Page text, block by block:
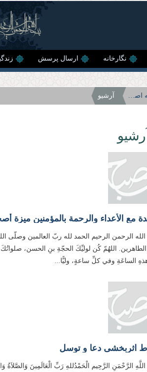
نگارخانه ارسال پرسش
صفحه اصلی آرشیو
الرحمن الرحيم الحمد لله ربّ العالمين وصلّى
الطاهرين. اللهُمّ كُن لوليِّكَ الحجّةِ بنِ الحسن، صلواتُكَ
الساعَةِ وفي كلِّ ساعةٍ، وليًّا...
اثربخشی دعا و توسل
الرَّحْمَنِ الرَّحِیم الْحَمْدُللهِ رَبِّ الْعَالَمِینَ وَالصَّلاَةُ